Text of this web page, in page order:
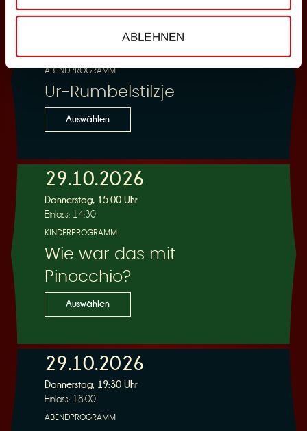
ABLEHNEN
28.10.2026
Mittwoch, 19:30 Uhr
ABENDPROGRAMM
Ur-Rumbelstilzje
Auswählen
29.10.2026
Donnerstag, 15:00 Uhr
Einlass: 14:30
KINDERPROGRAMM
Wie war das mit
Pinocchio?
Auswählen
29.10.2026
Donnerstag, 19:30 Uhr
Einlass: 18:00
ABENDPROGRAMM